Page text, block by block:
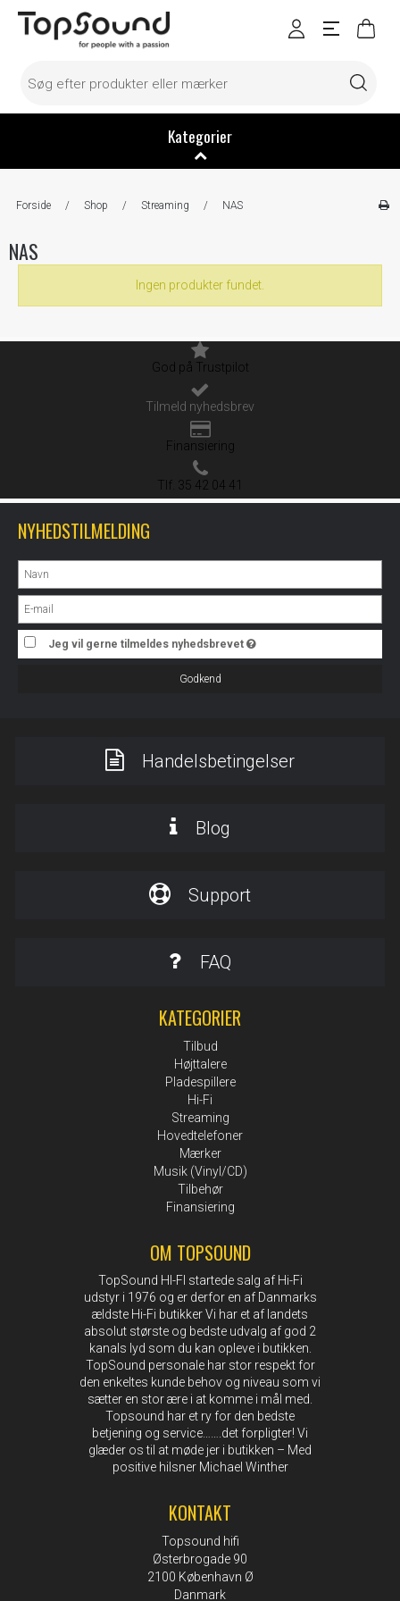
Kategorier
Forside / Shop / Streaming / NAS
NAS
Ingen produkter fundet.
God på Trustpilot
Tilmeld nyhedsbrev
Finansiering
Tlf. 35 42 04 41
NYHEDSTILMELDING
Jeg vil gerne tilmeldes nyhedsbrevet
Godkend
Handelsbetingelser
Blog
Support
FAQ
KATEGORIER
Tilbud
Højttalere
Pladespillere
Hi-Fi
Streaming
Hovedtelefoner
Mærker
Musik (Vinyl/CD)
Tilbehør
Finansiering
OM TOPSOUND
TopSound HI-FI startede salg af Hi-Fi
udstyr i 1976 og er derfor en af Danmarks
ældste Hi-Fi butikker Vi har et af landets
absolut største og bedste udvalg af god 2
kanals lyd som du kan opleve i butikken.
TopSound personale har stor respekt for
den enkeltes kunde behov og niveau som vi
sætter en stor ære i at komme i mål med.
Topsound har et ry for den bedste
betjening og service…….det forpligter! Vi
glæder os til at møde jer i butikken – Med
positive hilsner Michael Winther
KONTAKT
Topsound hifi
Østerbrogade 90
2100 København Ø
Danmark